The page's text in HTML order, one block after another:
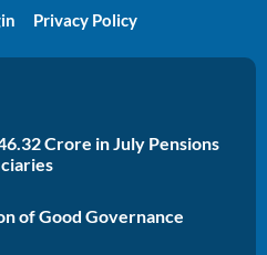
Privacy Policy
Crore in July Pensions
of Good Governance